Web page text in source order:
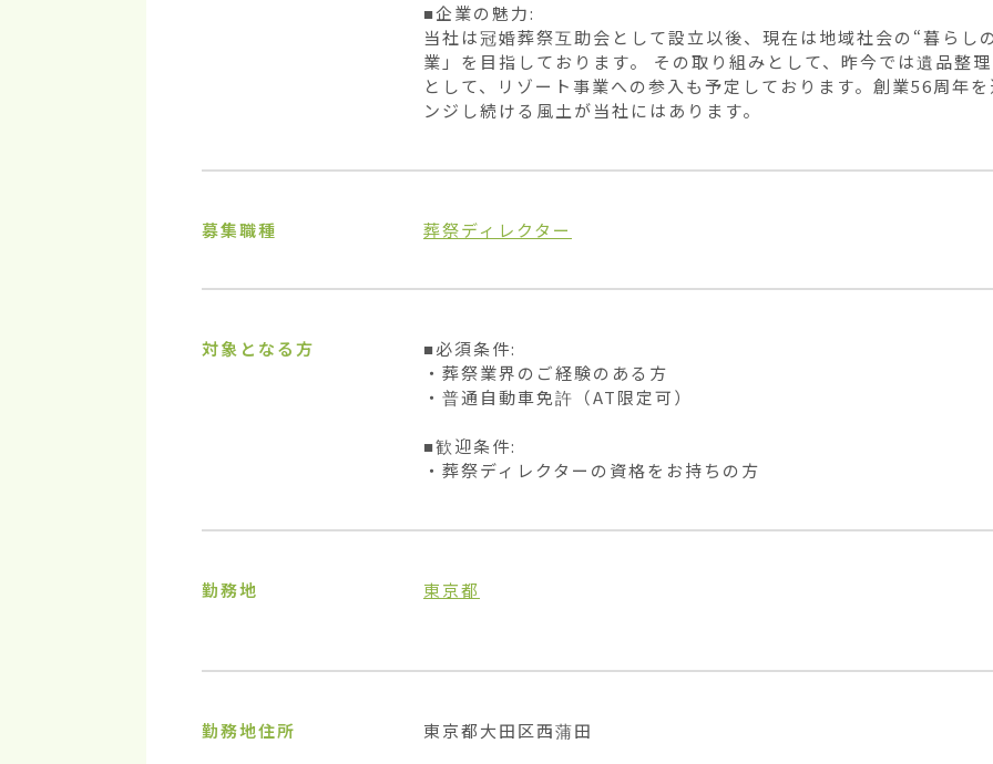
■企業の魅力:
当社は冠婚葬祭互助会として設立以後、現在は地域社会の“暮らし
業」を目指しております。 その取り組みとして、昨今では遺品整
として、リゾート事業への参入も予定しております。創業56周年
ンジし続ける風土が当社にはあります。
募集職種 葬祭ディレクター
対象となる方
■必須条件:
・葬祭業界のご経験のある方
・普通自動車免許（AT限定可）
■歓迎条件:
・葬祭ディレクターの資格をお持ちの方
勤務地 東京都
勤務地住所 東京都大田区西蒲田